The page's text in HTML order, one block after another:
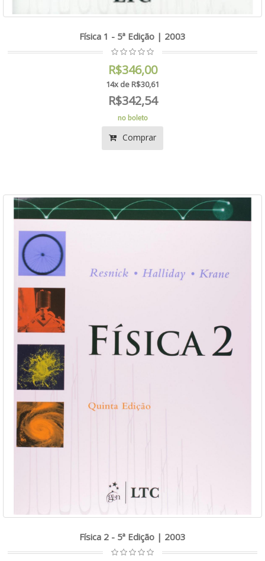
Física 1 - 5ª Edição | 2003
R$346,00
14x de R$30,61
R$342,54
no boleto
Comprar
Física 2 - 5ª Edição | 2003